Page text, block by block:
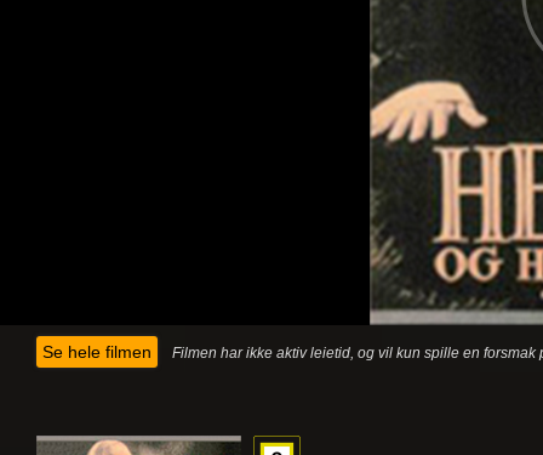
Se hele filmen Filmen har ikke aktiv leietid, og vil kun spille en forsmak